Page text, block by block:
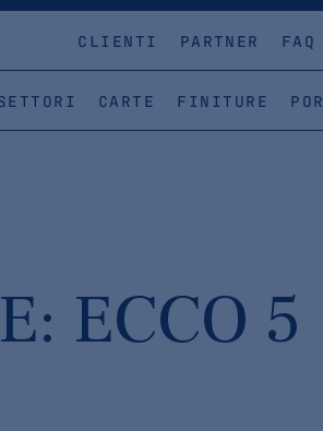
CLIENTI PARTNER FAQ
CARTE FINITURE
ECCO 5